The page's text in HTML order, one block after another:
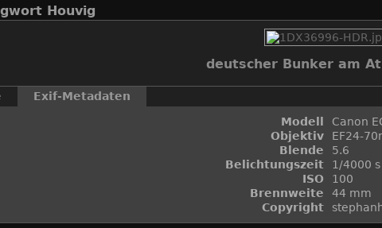
Houvig
deutscher Bunker am
Exif-Metadaten
Modell
Canon
Objektiv
EF24-
Blende
5.6
Belichtungszeit
1/4000 s
ISO
100
Brennweite
44 mm
Copyright